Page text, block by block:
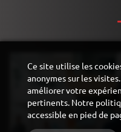
Ce site utilise les
anonymes sur les
améliorer votre
pertinents. Notre
accessible en pied de